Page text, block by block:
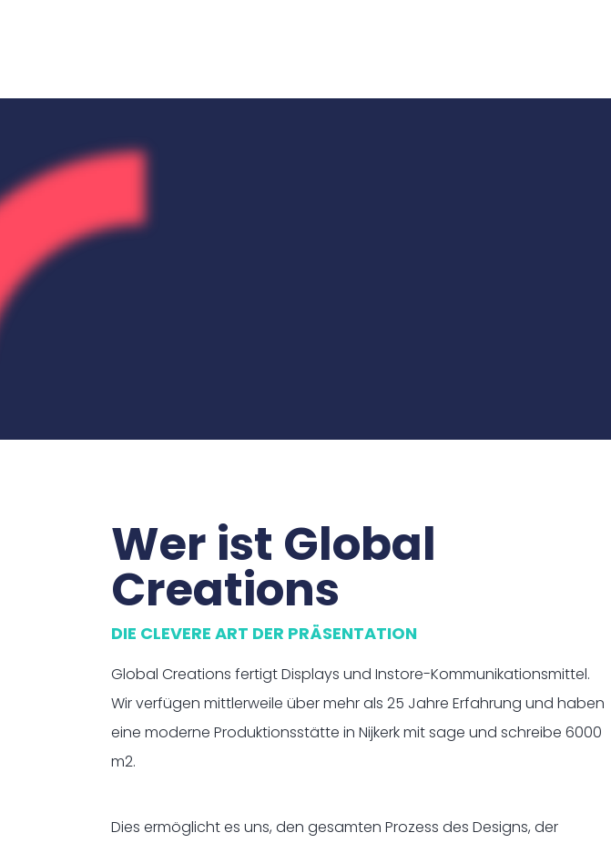
Wer ist Global
Creations
DIE CLEVERE ART DER PRÄSENTATION
Global Creations fertigt Displays und Instore-Kommunikationsmittel.
Wir verfügen mittlerweile über mehr als 25 Jahre Erfahrung und haben
eine moderne Produktionsstätte in Nijkerk mit sage und schreibe 6000
m2.
Dies ermöglicht es uns, den gesamten Prozess des Designs, der